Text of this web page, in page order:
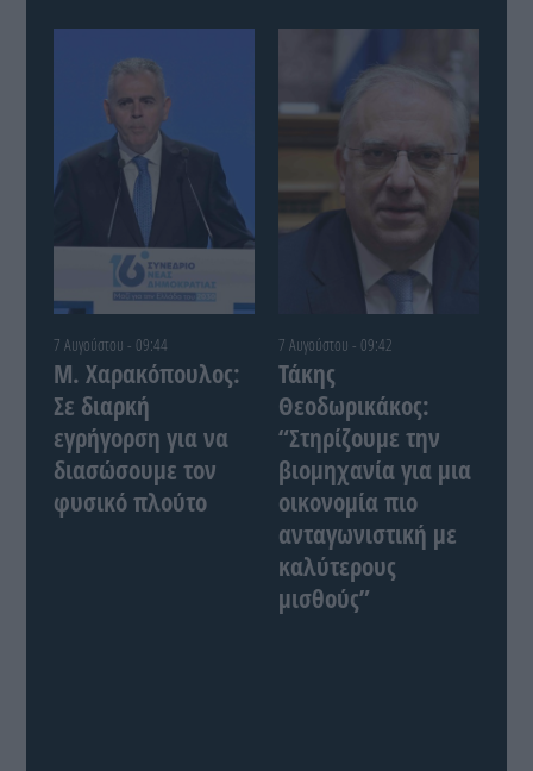
7 Αυγούστου - 09:44
Μ. Χαρακόπουλος:
Σε διαρκή
εγρήγορση για να
διασώσουμε τον
φυσικό πλούτο
7 Αυγούστου - 09:42
Τάκης
Θεοδωρικάκος:
“Στηρίζουμε την
βιομηχανία για μια
οικονομία πιο
ανταγωνιστική με
καλύτερους
μισθούς”